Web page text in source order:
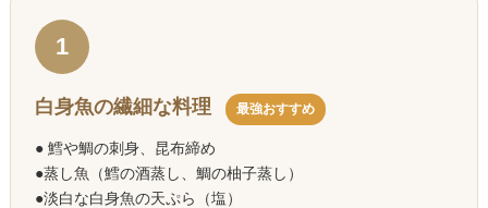
1
白身魚の繊細な料理 最強おすすめ
● 鱈や鯛の刺身、昆布締め
●蒸し魚（鱈の酒蒸し、鯛の柚子蒸し）
●淡白な白身魚の天ぷら（塩）